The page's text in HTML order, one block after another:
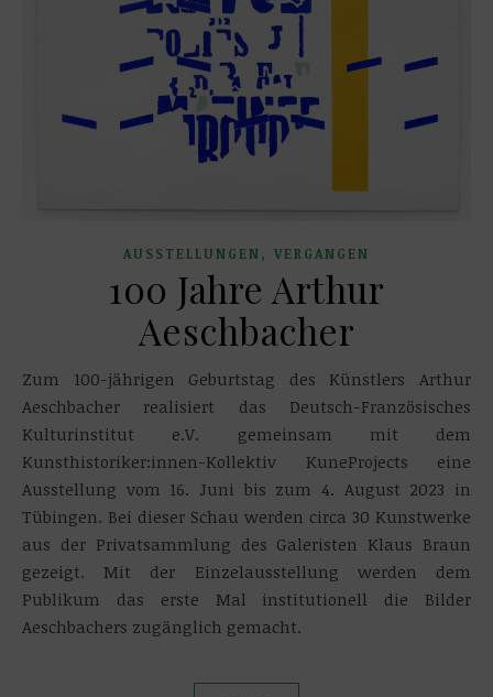
AUSSTELLUNGEN, VERGANGEN
100 Jahre Arthur
Aeschbacher
Zum 100-jährigen Geburtstag des Künstlers Arthur
Aeschbacher realisiert das Deutsch-Französisches
Kulturinstitut e.V. gemeinsam mit dem
Kunsthistoriker:innen-Kollektiv KuneProjects eine
Ausstellung vom 16. Juni bis zum 4. August 2023 in
Tübingen. Bei dieser Schau werden circa 30 Kunstwerke
aus der Privatsammlung des Galeristen Klaus Braun
gezeigt. Mit der Einzelausstellung werden dem
Publikum das erste Mal institutionell die Bilder
Aeschbachers zugänglich gemacht.